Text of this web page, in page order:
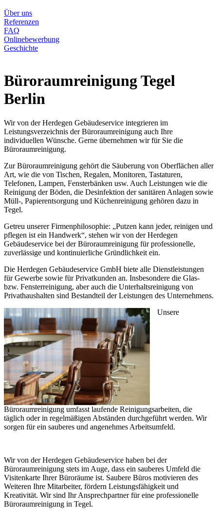
Über uns
Referenzen
FAQ
Onlinebewerbung
Geschichte
Büroraumreinigung Tegel
Berlin
Wir von der Herdegen Gebäudeservice integrieren im
Leistungsverzeichnis der Büroraumreinigung auch Ihre
individuellen Wünsche. Gerne übernehmen wir für Sie die
Büroraumreinigung.
Zur Büroraumreinigung gehört die Säuberung von Oberflächen aller
Art, wie die von Tischen, Regalen, Monitoren, Tastaturen,
Telefonen, Lampen, Fensterbänken usw. Auch Leistungen wie die
Reinigung der Böden, die Desinfektion der sanitären Anlagen sowie
Müll-, Papierentsorgung und Küchenreinigung gehören dazu in
Tegel.
Getreu unserer Firmenphilosophie: „Putzen kann jeder, reinigen und
pflegen ist ein Handwerk“, stehen wir von der Herdegen
Gebäudeservice bei der Büroraumreinigung für professionelle,
zuverlässige und kontinuierliche Gründlichkeit ein.
Die Herdegen Gebäudeservice GmbH biete alle Dienstleistungen
für Gewerbe sowie für Privatkunden an. Insbesondere die Glas-
bzw. Fensterreinigung, aber auch die Unterhaltsreinigung von
Privathaushalten sind Bestandteil der Leistungen des Unternehmens.
Unsere
Büroraumreinigung umfasst laufende Reinigungsarbeiten, die
täglich oder in regelmäßigen Abständen durchgeführt werden. Wir
sorgen für ein sauberes und angenehmes Arbeitsumfeld.
Wir von der Herdegen Gebäudeservice haben bei der
Büroraumreinigung stets im Auge, dass ein sauberes Umfeld die
Visitenkarte Ihrer Büroräume ist. Saubere Büros motivieren des
Weiteren Ihre Mitarbeiter, fördern Leistungsfähigkeit und
Kreativität. Wir sind Ihr Ansprechpartner für eine professionelle
Büroraumreinigung in Tegel.